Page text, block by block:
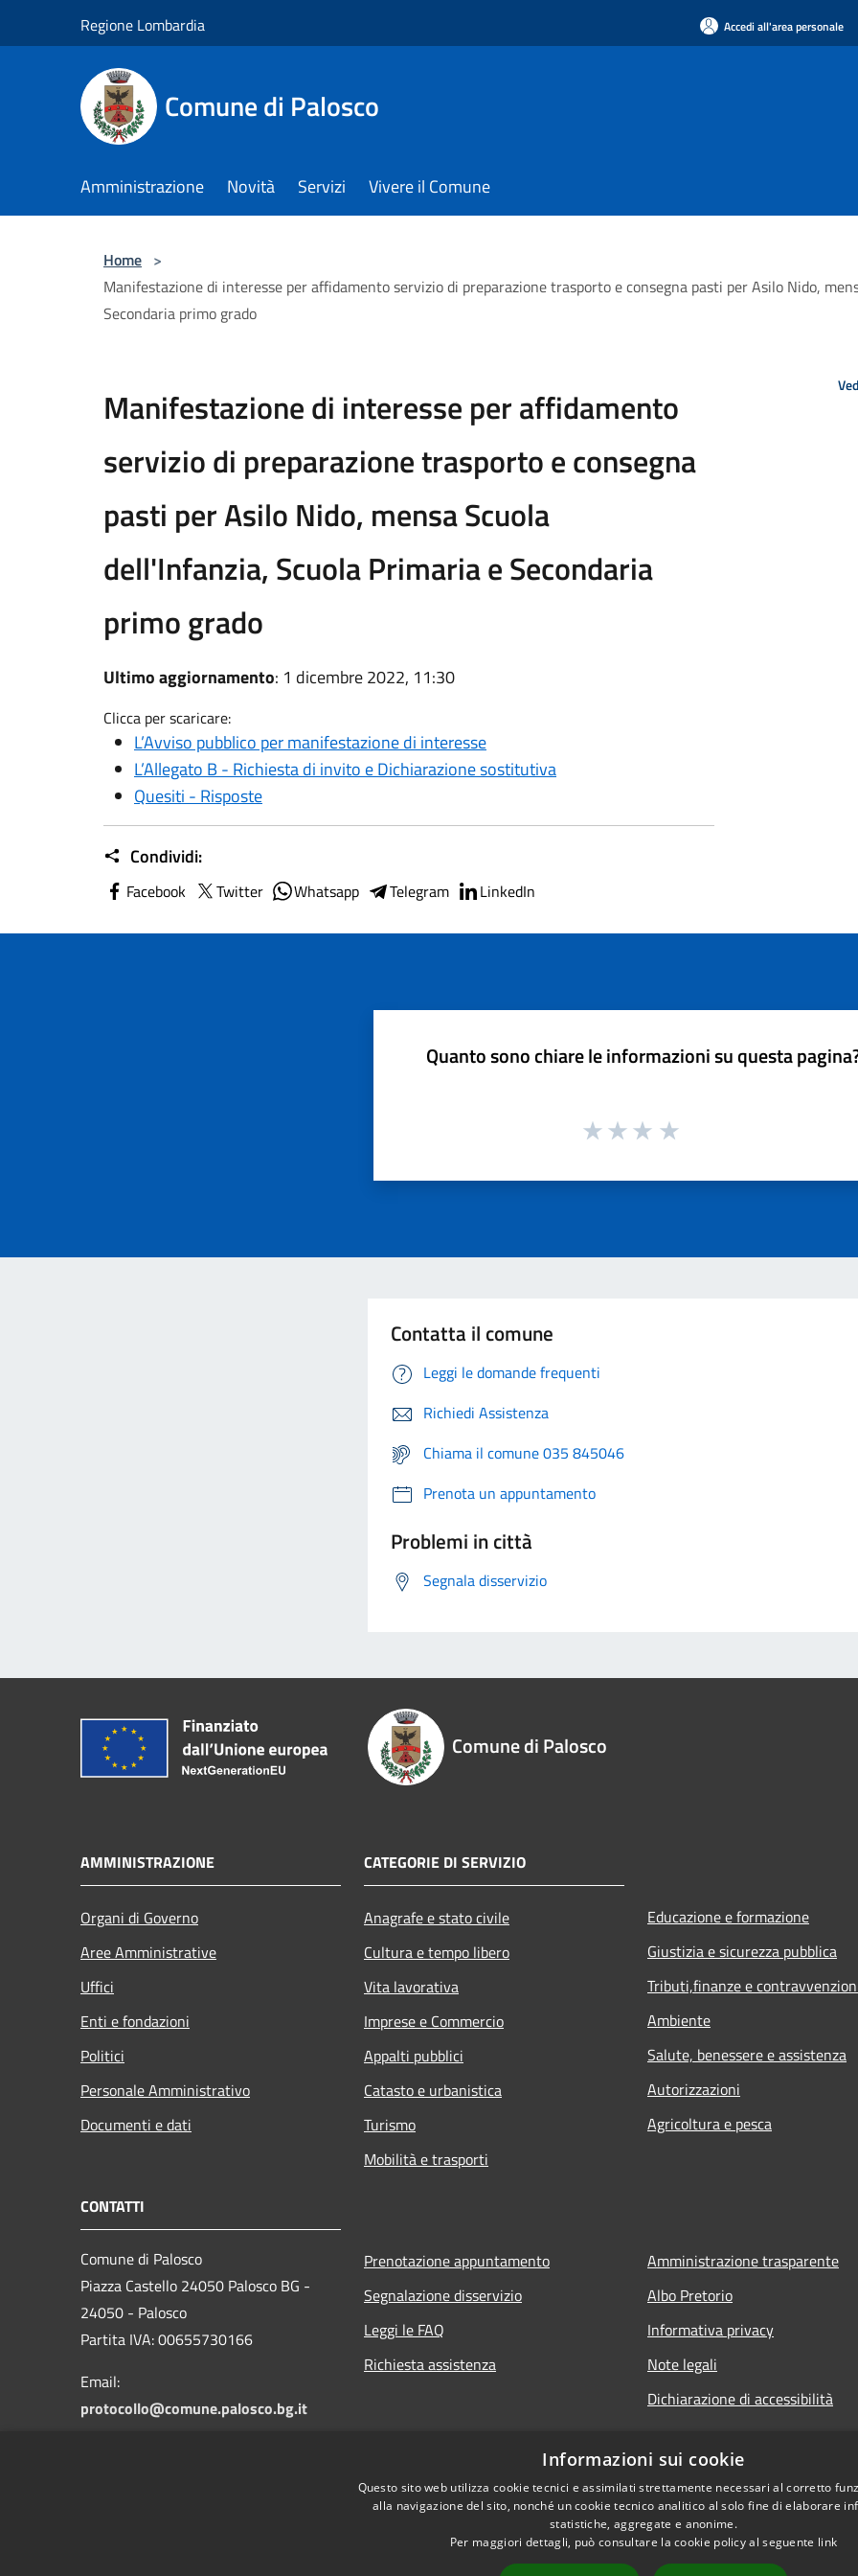
Regione Lombardia Accedi all'area personale
Comune di Palosco
Amministrazione Novità Servizi Vivere il Comune
Home >
Manifestazione di interesse per affidamento servizio di preparazione trasporto e consegna pasti per Asilo Nido,
Secondaria primo grado
Manifestazione di interesse per affidamento
servizio di preparazione trasporto e consegna
pasti per Asilo Nido, mensa Scuola
dell'Infanzia, Scuola Primaria e Secondaria
primo grado
Ultimo aggiornamento: 1 dicembre 2022, 11:30
Clicca per scaricare:
L’Avviso pubblico per manifestazione di interesse
L’Allegato B - Richiesta di invito e Dichiarazione sostitutiva
Quesiti - Risposte
Condividi:
Facebook Twitter Whatsapp Telegram LinkedIn
Quanto sono chiare le informazioni su questa
Contatta il comune
Leggi le domande frequenti
Richiedi Assistenza
Chiama il comune 035 845046
Prenota un appuntamento
Problemi in città
Segnala disservizio
Comune di Palosco
AMMINISTRAZIONE
Organi di Governo
Aree Amministrative
Uffici
Enti e fondazioni
Politici
Personale Amministrativo
Documenti e dati
CATEGORIE DI SERVIZIO
Anagrafe e stato civile
Cultura e tempo libero
Vita lavorativa
Imprese e Commercio
Appalti pubblici
Catasto e urbanistica
Turismo
Mobilità e trasporti
Educazione e formazione
Giustizia e sicurezza pubblica
Tributi,finanze e
Ambiente
Salute, benessere e assistenza
Autorizzazioni
Agricoltura e pesca
CONTATTI
Comune di Palosco
Piazza Castello 24050 Palosco BG -
24050 - Palosco
Partita IVA: 00655730166
Email:
protocollo@comune.palosco.bg.it
Prenotazione appuntamento
Segnalazione disservizio
Leggi le FAQ
Richiesta assistenza
Amministrazione trasparente
Albo Pretorio
Informativa privacy
Note legali
Dichiarazione di accessibilità
Informazioni sui cookie
Questo sito web utilizza cookie tecnici e assimilati strettamente necessari al corretto
alla navigazione del sito, nonché un cookie tecnico analitico al solo fine di elaborare
statistiche, aggregate e anonime.
Per maggiori dettagli, può consultare la cookie policy al seguente link